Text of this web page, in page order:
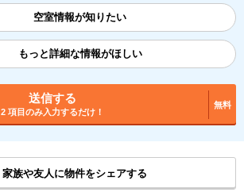
空室情報が知りたい
もっと詳細な情報がほしい
送信する
2 項目のみ入力するだけ！
無料
家族や友人に物件をシェアする